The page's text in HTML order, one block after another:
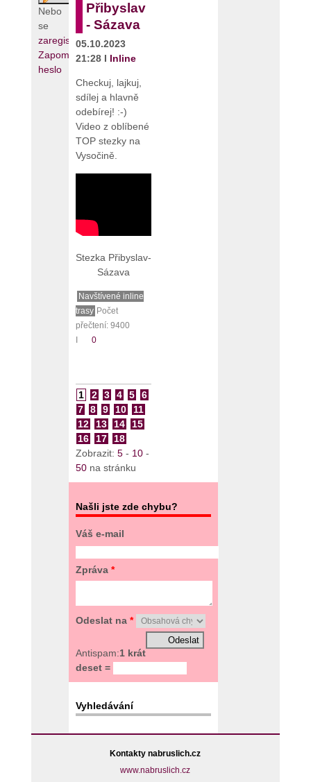
Nebo
se
zaregistrujte
Zapomenuté
heslo
Přibyslav
- Sázava
05.10.2023
21:28 I Inline
Checkuj, lajkuj,
sdílej a hlavně
odebírej! :-)
Video z oblíbené
TOP stezky na
Vysočině.
Stezka Přibyslav-
Sázava
Navštívené inline
trasy Počet
přečtení: 9400
0
1 2 3 4 5
6
7
8 9 10
11
12
13 14
15
16
17
18
Zobrazit: 5- 10-
50na stránku
Našli jste zde chybu?
Váš e-mail
Zpráva *
Odeslat na *
Antispam:1 krát
deset =
Vyhledávání
Kontakty nabruslich.cz
www.nabruslich.cz